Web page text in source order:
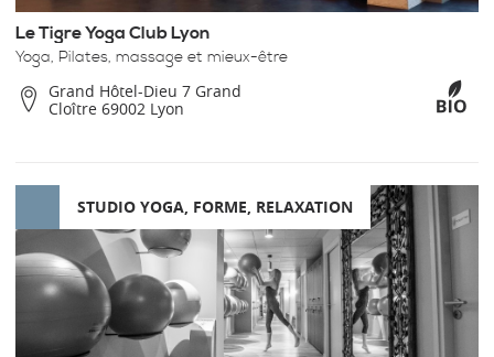
Le Tigre Yoga Club Lyon
Yoga, Pilates, massage et mieux-être
Grand Hôtel-Dieu 7 Grand
Cloître 69002 Lyon
STUDIO YOGA, FORME, RELAXATION